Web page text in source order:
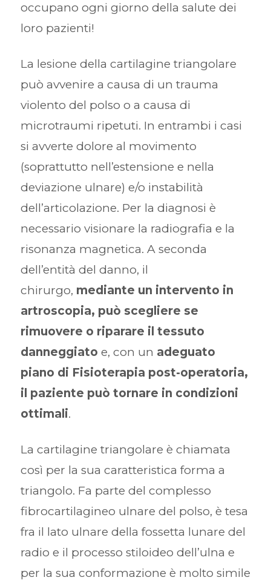
occupano ogni giorno della salute dei
loro pazienti!
La lesione della cartilagine triangolare
può avvenire a causa di un trauma
violento del polso o a causa di
microtraumi ripetuti. In entrambi i casi
si avverte dolore al movimento
(soprattutto nell’estensione e nella
deviazione ulnare) e/o instabilità
dell’articolazione. Per la diagnosi è
necessario visionare la radiografia e la
risonanza magnetica. A seconda
dell’entità del danno, il
chirurgo, mediante un intervento in
artroscopia, può scegliere se
rimuovere o riparare il tessuto
danneggiato e, con un adeguato
piano di Fisioterapia post-operatoria,
il paziente può tornare in condizioni
ottimali.
La cartilagine triangolare è chiamata
così per la sua caratteristica forma a
triangolo. Fa parte del complesso
fibrocartilagineo ulnare del polso, è tesa
fra il lato ulnare della fossetta lunare del
radio e il processo stiloideo dell’ulna e
per la sua conformazione è molto simile